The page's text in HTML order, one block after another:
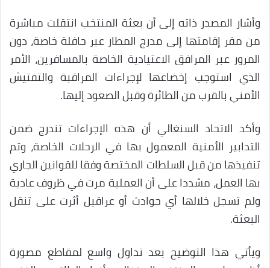
وأشار المصدر ذاته إلى أن بعثة المنتخب انتقلت مباشرة
من مقر إقامتها إلى مدرج المطار عبر حافلة خاصة، دون
المرور عبر المرافق الاعتيادية الخاصة بالمسافرين، الأمر
الذي استوجب إخضاعها لإجراءات المراقبة والتفتيش
الأمني بالقرب من الطائرة وقبل الصعود إليها.
وأكد الاتحاد السنغالي أن هذه الإجراءات تندرج ضمن
التدابير الأمنية المعمول بها في الرحلات الخاصة، وتم
تنفيذها من قبل السلطات المختصة وفقا للقوانين الجاري
بها العمل، مشددا على أن العملية مرت في ظروف عادية
ولم تسجل خلالها أي حوادث أو عراقيل أثرت على تنقل
البعثة.
ويأتي هذا التوضيح بعد تداول واسع لمقاطع مصورة